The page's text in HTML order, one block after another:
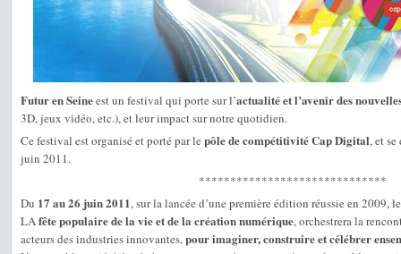
Futur en Seineest un festival qui porte sur l’actualité et l’avenir des
3D, jeux vidéo, etc.), et leur impact sur notre quotidien.
Ce festival est organisé et porté par le pôle de compétitivité Cap Digital, et
juin 2011.
******************************
Du 17 au 26 juin 2011, sur la lancée d’une première édition réussie en 2009,
LAfête populaire de la vie et de la création numérique, orchestrera la
acteurs des industries innovantes,pour imaginer, construire et célébrer